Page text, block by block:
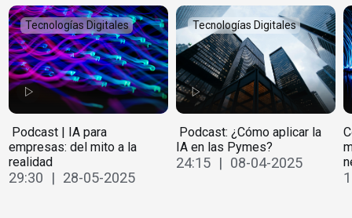
Tecnologías Digitales
️ Podcast | IA para
empresas: del mito a la
realidad
29:30 | 28-05-2025
Tecnologías Digitales
️ Podcast: ¿Cómo aplicar la
IA en las Pymes?
24:15 | 08-04-2025